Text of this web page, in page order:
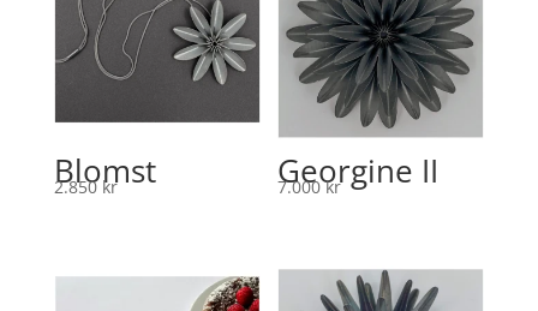
Blomst
2.850 kr Georgine II
7.000kr